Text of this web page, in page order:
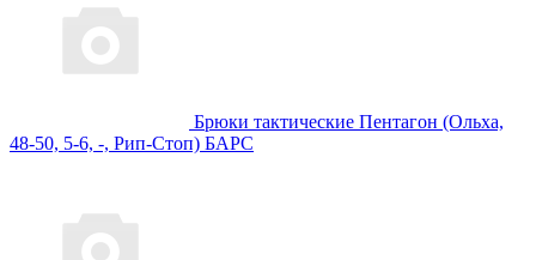
Брюки тактические Пентагон (Ольха,
48-50, 5-6, -, Рип-Стоп) БАРС